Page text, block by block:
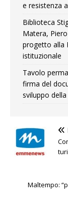
e resistenza
Biblioteca
Matera,
progetto alla
istituzionale
Tavolo
firma del
sviluppo
Maltempo: